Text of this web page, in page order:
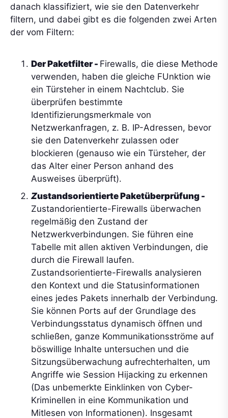
danach klassifiziert, wie sie den Datenverkehr
filtern, und dabei gibt es die folgenden zwei Arten
der vom Filtern:
Der Paketfilter - Firewalls, die diese Methode
verwenden, haben die gleiche FUnktion wie
ein Türsteher in einem Nachtclub. Sie
überprüfen bestimmte
Identifizierungsmerkmale von
Netzwerkanfragen, z. B. IP-Adressen, bevor
sie den Datenverkehr zulassen oder
blockieren (genauso wie ein Türsteher, der
das Alter einer Person anhand des
Ausweises überprüft).
Zustandsorientierte Paketüberprüfung -
Zustandorientierte-Firewalls überwachen
regelmäßig den Zustand der
Netzwerkverbindungen. Sie führen eine
Tabelle mit allen aktiven Verbindungen, die
durch die Firewall laufen.
Zustandsorientierte-Firewalls analysieren
den Kontext und die Statusinformationen
eines jedes Pakets innerhalb der Verbindung.
Sie können Ports auf der Grundlage des
Verbindungsstatus dynamisch öffnen und
schließen, ganze Kommunikationsströme auf
böswillige Inhalte untersuchen und die
Sitzungsüberwachung aufrechterhalten, um
Angriffe wie Session Hijacking zu erkennen
(Das unbemerkte Einklinken von Cyber-
Kriminellen in eine Kommunikation und
Mitlesen von Informationen). Insgesamt